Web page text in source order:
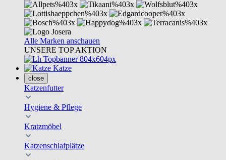
Alle Marken anschauen
UNSERE TOP AKTION
Katze
close
Katzenfutter
Hygiene & Pflege
Kratzmöbel
Katzenschlafplätze